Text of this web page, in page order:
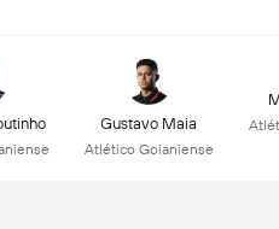
Gustavo Maia
Atlético Goianiense